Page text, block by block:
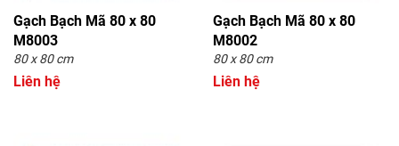
Gạch Bạch Mã 80 x 80
M8003
80 x 80 cm
Liên hệ
Gạch Bạch Mã 80 x 80
M8002
80 x 80 cm
Liên hệ